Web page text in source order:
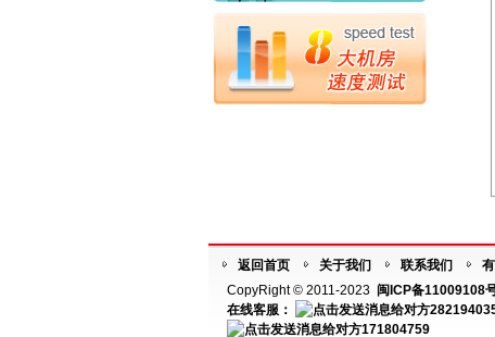
返回首页 关于我们 联系我们
CopyRight © 2011-2023 闽ICP备11009108
在线客服：
171804759